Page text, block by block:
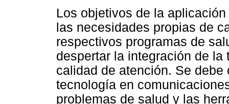
Los objetivos de la
las necesidades propias de
respectivos programas de
despertar la integración de
calidad de atención. Se
tecnología en
problemas de salud y las